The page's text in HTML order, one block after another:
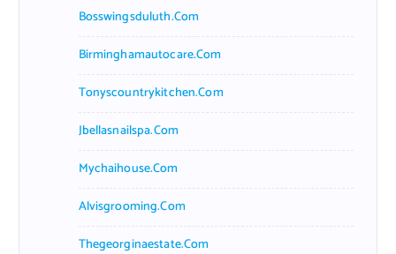
Bosswingsduluth.com
Birminghamautocare.com
Tonyscountrykitchen.com
Jbellasnailspa.com
Mychaihouse.com
Alvisgrooming.com
Thegeorginaestate.com